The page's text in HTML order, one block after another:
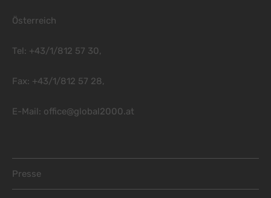
Österreich
Tel: +43/1/812 57 30,
Fax: +43/1/812 57 28,
E-Mail: office@global2000.at
Presse